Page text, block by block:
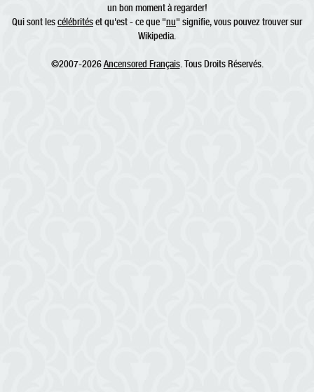
un bon moment à regarder!
Qui sont lescélébritéset qu'est - ce que "nu" signifie, vous pouvez trouver sur
Wikipedia.
©2007-2026Ancensored Français. Tous Droits Réservés.